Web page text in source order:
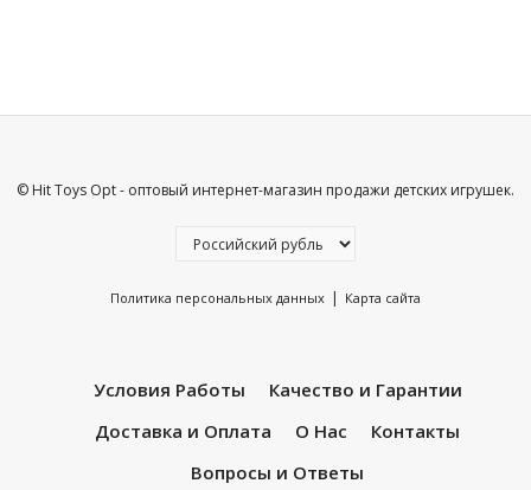
© Hit Toys Opt - оптовый интернет-магазин продажи детских игрушек.
Политика персональных данных | Карта сайта
Условия Работы
Качество и Гарантии
Доставка и Оплата
О Нас
Контакты
Вопросы и Ответы